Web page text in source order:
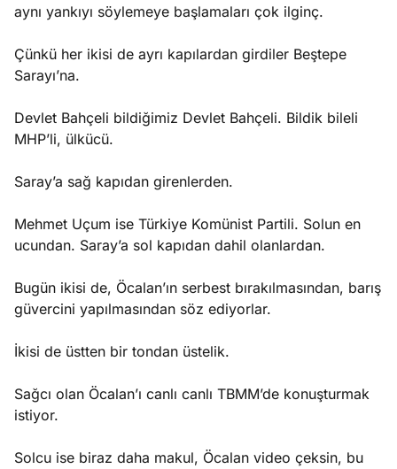
aynı yankıyı söylemeye başlamaları çok ilginç.
Çünkü her ikisi de ayrı kapılardan girdiler Beştepe
Sarayı’na.
Devlet Bahçeli bildiğimiz Devlet Bahçeli. Bildik bileli
MHP’li, ülkücü.
Saray’a sağ kapıdan girenlerden.
Mehmet Uçum ise Türkiye Komünist Partili. Solun en
ucundan. Saray’a sol kapıdan dahil olanlardan.
Bugün ikisi de, Öcalan’ın serbest bırakılmasından, barış
güvercini yapılmasından söz ediyorlar.
İkisi de üstten bir tondan üstelik.
Sağcı olan Öcalan’ı canlı canlı TBMM’de konuşturmak
istiyor.
Solcu ise biraz daha makul, Öcalan video çeksin, bu